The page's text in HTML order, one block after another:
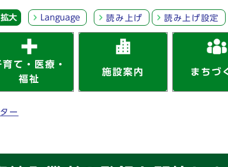
拡大 Language 読み上げ 読み上げ設定
育て・医療・
福祉
施設案内 まちづ
ー